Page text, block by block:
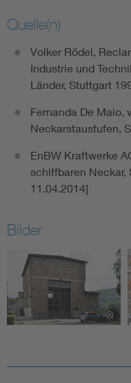
Quelle(n)
Volker Rödel,
Industrie und
Länder, Stuttgart
Fernanda De Maio,
Neckarstaustufen,
EnBW Kraftwerke
schiffbaren Neckar,
11.04.2014]
Bilder